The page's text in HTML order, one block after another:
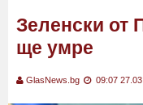
Зеленски от
ще умре
GlasNews.bg 09:07